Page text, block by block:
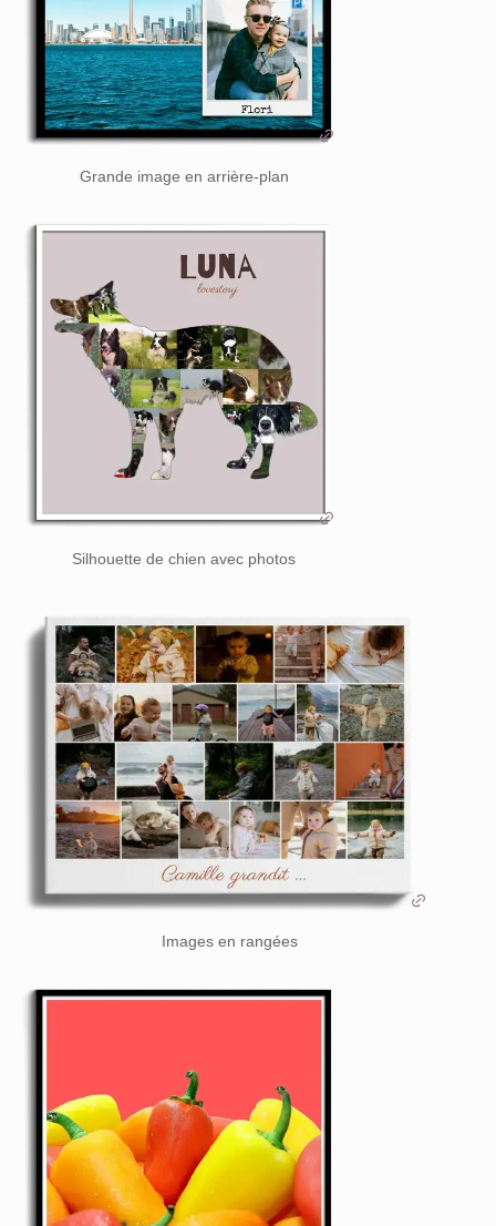
Grande image en arrière-plan
Silhouette de chien avec photos
Images en rangées